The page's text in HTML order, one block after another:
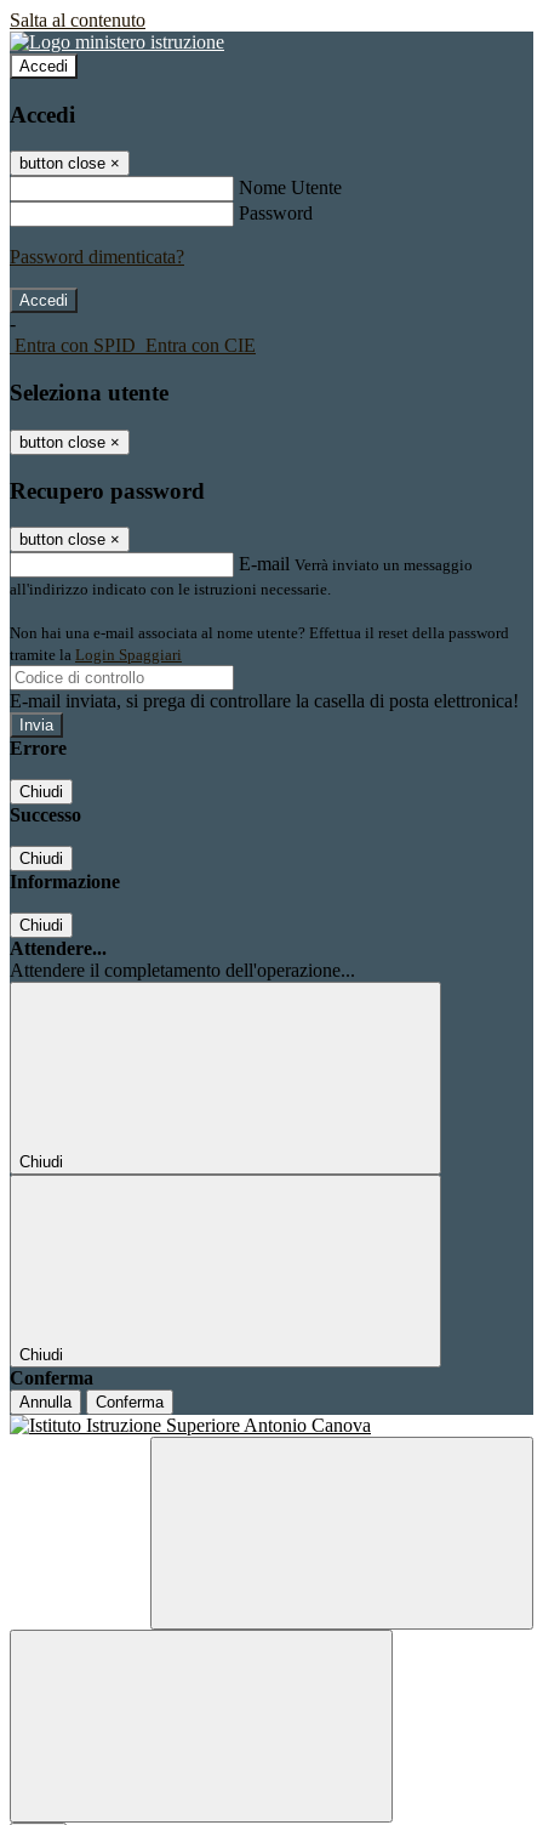
Salta al contenuto
Accedi
Accedi
button close ×
Nome Utente
Password
Password dimenticata?
-
Entra con SPID Entra con CIE
Seleziona utente
button close ×
Recupero password
button close ×
E-mail Verrà inviato un messaggio
all'indirizzo indicato con le istruzioni necessarie.
Non hai una e-mail associata al nome utente? Effettua il reset della password
tramite la Login Spaggiari
E-mail inviata, si prega di controllare la casella di posta elettronica!
Errore
Chiudi
Successo
Chiudi
Informazione
Chiudi
Attendere...
Attendere il completamento dell'operazione...
Chiudi
Chiudi
Conferma
Annulla Conferma